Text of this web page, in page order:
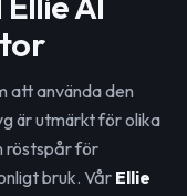
att använda den
är utmärkt för olika
röstspår för
bruk. Vår Ellie